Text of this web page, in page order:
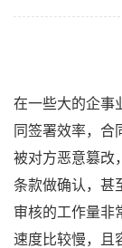
在一些大的企事
同签署效率，合
被对方恶意篡改
条款做确认，甚
审核的工作量非
速度比较慢，且